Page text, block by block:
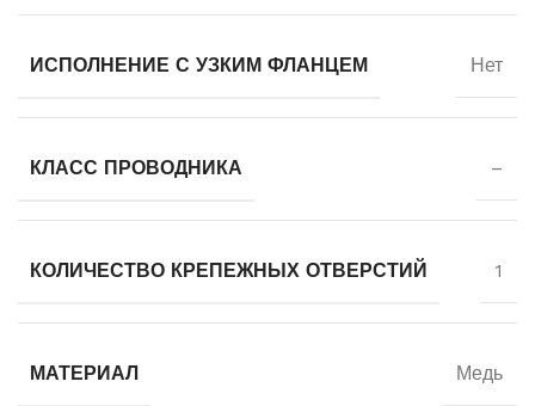
ИСПОЛНЕНИЕ С УЗКИМ ФЛАНЦЕМ Нет
КЛАСС ПРОВОДНИКА –
КОЛИЧЕСТВО КРЕПЕЖНЫХ ОТВЕРСТИЙ 1
МАТЕРИАЛ Медь